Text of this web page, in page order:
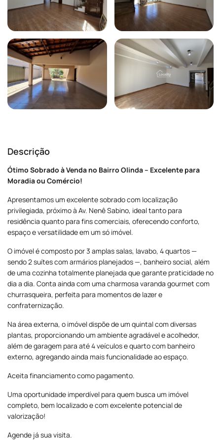
Descrição
Ótimo Sobrado à Venda no Bairro Olinda – Excelente para
Moradia ou Comércio!
Apresentamos um excelente sobrado com localização
privilegiada, próximo à Av. Nenê Sabino, ideal tanto para
residência quanto para fins comerciais, oferecendo conforto,
espaço e versatilidade em um só imóvel.
O imóvel é composto por 3 amplas salas, lavabo, 4 quartos —
sendo 2 suítes com armários planejados —, banheiro social, além
de uma cozinha totalmente planejada que garante praticidade no
dia a dia. Conta ainda com uma charmosa varanda gourmet com
churrasqueira, perfeita para momentos de lazer e
confraternização.
Na área externa, o imóvel dispõe de um quintal com diversas
plantas, proporcionando um ambiente agradável e acolhedor,
além de garagem para até 4 veículos e quarto com banheiro
externo, agregando ainda mais funcionalidade ao espaço.
Aceita financiamento como pagamento.
Uma oportunidade imperdível para quem busca um imóvel
completo, bem localizado e com excelente potencial de
valorização!
Agende já sua visita.